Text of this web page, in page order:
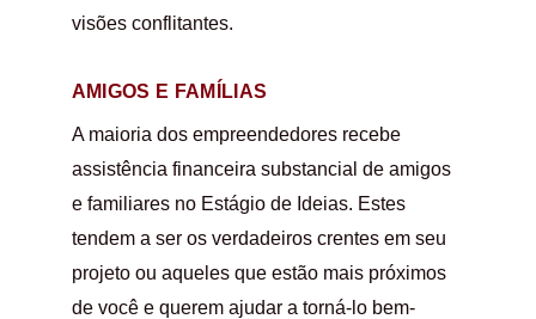
visões conflitantes.
AMIGOS E FAMÍLIAS
A maioria dos empreendedores recebe
assistência financeira substancial de amigos
e familiares no Estágio de Ideias. Estes
tendem a ser os verdadeiros crentes em seu
projeto ou aqueles que estão mais próximos
de você e querem ajudar a torná-lo bem-